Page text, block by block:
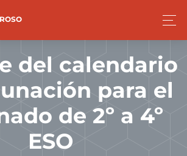
del calendario
para el
de 2º a 4º
ESO